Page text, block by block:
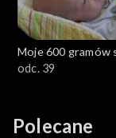
Moje 600 gramów
odc. 39
Polecane